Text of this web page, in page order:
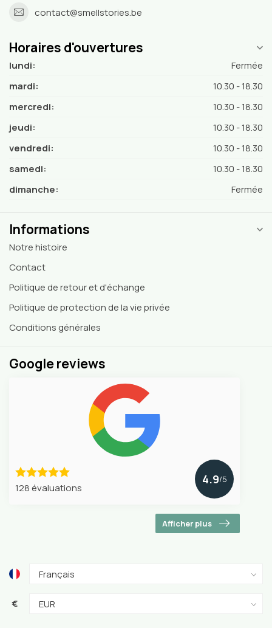
contact@smellstories.be
Horaires d'ouvertures
lundi:
Fermée
mardi:
10.30 - 18.30
mercredi:
10.30 - 18.30
jeudi:
10.30 - 18.30
vendredi:
10.30 - 18.30
samedi:
10.30 - 18.30
dimanche:
Fermée
Informations
Notre histoire
Contact
Politique de retour et d'échange
Politique de protection de la vie privée
Conditions générales
Google reviews
128 évaluations
4.9/5
Afficher plus
€